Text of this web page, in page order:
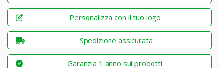
Personalizza con il tuo logo
Spedizione assicurata
Garanzia 1 anno sui prodotti